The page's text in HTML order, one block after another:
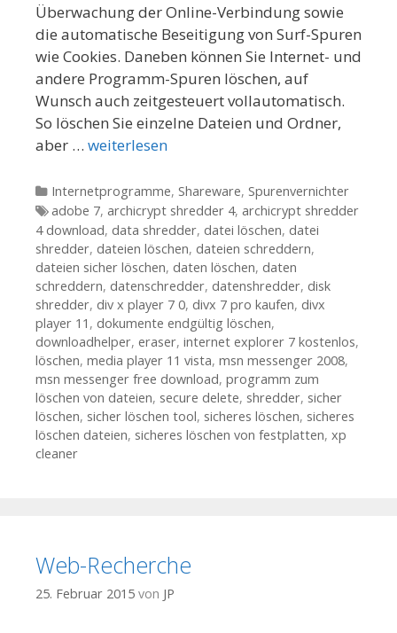
Überwachung der Online-Verbindung sowie
die automatische Beseitigung von Surf-Spuren
wie Cookies. Daneben können Sie Internet- und
andere Programm-Spuren löschen, auf
Wunsch auch zeitgesteuert vollautomatisch.
So löschen Sie einzelne Dateien und Ordner,
aber … weiterlesen
Kategorien
Internetprogramme, Shareware, Spurenvernichter
Tags
adobe 7, archicrypt shredder 4, archicrypt shredder
4 download, data shredder, datei löschen, datei
shredder, dateien löschen, dateien schreddern,
dateien sicher löschen, daten löschen, daten
schreddern, datenschredder, datenshredder, disk
shredder, div x player 7 0, divx 7 pro kaufen, divx
player 11 , dokumente endgültig löschen,
downloadhelper, eraser, internet explorer 7 kostenlos,
löschen, media player 11 vista, msn messenger 2008,
msn messenger free download, programm zum
löschen von dateien, secure delete, shredder, sicher
löschen, sicher löschen tool, sicheres löschen, sicheres
löschen dateien, sicheres löschen von festplatten, xp
cleaner
Web-Recherche
25. Februar 2015 von JP